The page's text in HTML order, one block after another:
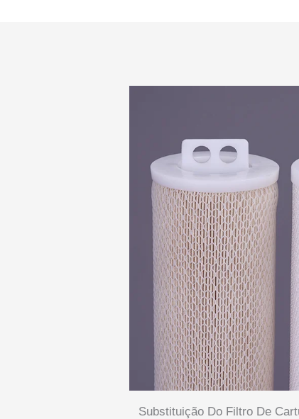
Substituição Do Filtro De